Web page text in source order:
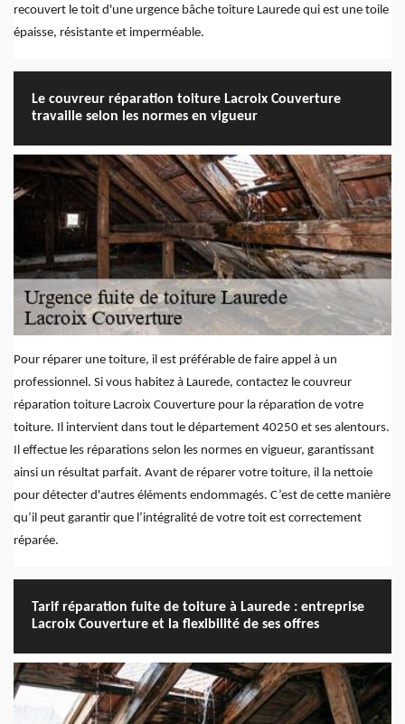
recouvert le toit d'une urgence bâche toiture Laurede qui est une toile
épaisse, résistante et imperméable.
Le couvreur réparation toiture Lacroix Couverture
travaille selon les normes en vigueur
Pour réparer une toiture, il est préférable de faire appel à un
professionnel. Si vous habitez à Laurede, contactez le couvreur
réparation toiture Lacroix Couverture pour la réparation de votre
toiture. Il intervient dans tout le département 40250 et ses alentours.
Il effectue les réparations selon les normes en vigueur, garantissant
ainsi un résultat parfait. Avant de réparer votre toiture, il la nettoie
pour détecter d'autres éléments endommagés. C’est de cette manière
qu’il peut garantir que l’intégralité de votre toit est correctement
réparée.
Tarif réparation fuite de toiture à Laurede : entreprise
Lacroix Couverture et la flexibilité de ses offres